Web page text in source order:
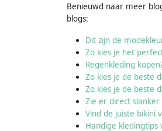
Benieuwd naar meer
blogs:
Dit zijn de
Zo kies je het
Regenkleding
Zo kies je de beste
Zo kies je de beste
Zie er direct
Vind de juiste bikini
Handige